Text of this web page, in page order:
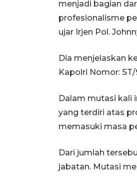
menjadi bagian
profesionalisme
ujar Irjen Pol.
Dia menjelaskan
Kapolri Nomor:
Dalam mutasi kali
yang terdiri atas
memasuki masa
Dari jumlah
jabatan. Mutasi